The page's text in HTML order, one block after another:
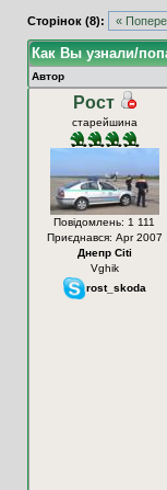
Сторінок (8): «
Как Вы узнали/
Автор
Рост
старейшина
Повідомлень: 1 111
Приєднався: Apr 2007
Днепр Citi
Vghik
rost_skoda